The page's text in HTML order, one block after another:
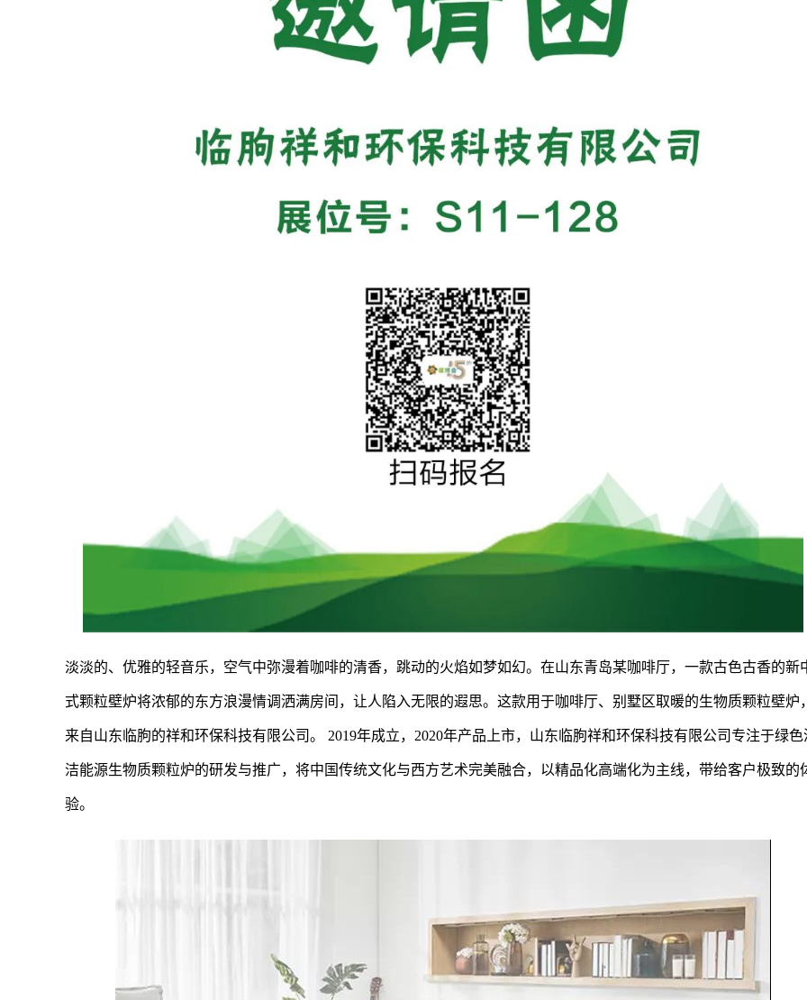
淡淡的、优雅的轻音乐，空气中弥漫着咖啡的清香，跳动的火焰如梦如幻。在山东青岛某咖啡厅，一款古色古香的新
式颗粒壁炉将浓郁的东方浪漫情调洒满房间，让人陷入无限的遐思。这款用于咖啡厅、别墅区取暖的生物质颗粒壁炉，
来自山东临朐的祥和环保科技有限公司。 2019年成立，2020年产品上市，山东临朐祥和环保科技有限公司专注于绿色
洁能源生物质颗粒炉的研发与推广，将中国传统文化与西方艺术完美融合，以精品化高端化为主线，带给客户极致的
验。